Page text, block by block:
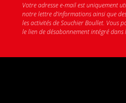
Votre adresse e-mail est uniquement
notre lettre d’informations ainsi que
les activités de Souchier Boullet. Vous
le lien de désabonnement intégré dans